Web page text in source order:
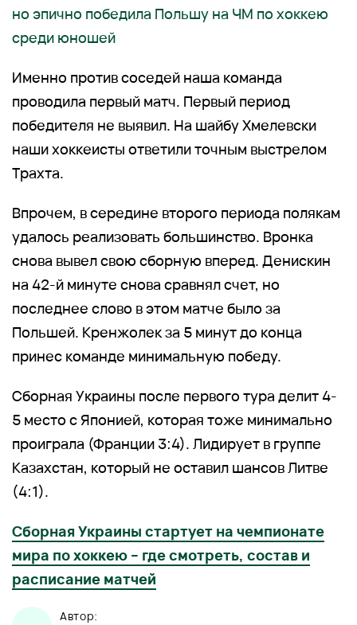
но эпично победила Польшу на ЧМ по хоккею
среди юношей
Именно против соседей наша команда
проводила первый матч. Первый период
победителя не выявил. На шайбу Хмелевски
наши хоккеисты ответили точным выстрелом
Трахта.
Впрочем, в середине второго периода полякам
удалось реализовать большинство. Вронка
снова вывел свою сборную вперед. Денискин
на 42-й минуте снова сравнял счет, но
последнее слово в этом матче было за
Польшей. Кренжолек за 5 минут до конца
принес команде минимальную победу.
Сборная Украины после первого тура делит 4-
5 место с Японией, которая тоже минимально
проиграла (Франции 3:4). Лидирует в группе
Казахстан, который не оставил шансов Литве
(4:1).
Сборная Украины стартует на чемпионате
мира по хоккею – где смотреть, состав и
расписание матчей
Автор: